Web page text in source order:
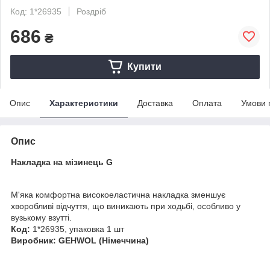
Код: 1*26935
Роздріб
686 ₴
Купити
Опис Характеристики Доставка Оплата Умови
Опис
Накладка на мізинець G
М'яка комфортна високоеластична накладка зменшує
хворобливі відчуття, що виникають при ходьбі, особливо у
вузькому взутті.
Код: 1*26935, упаковка 1 шт
Виробник: GEHWOL (Німеччина)